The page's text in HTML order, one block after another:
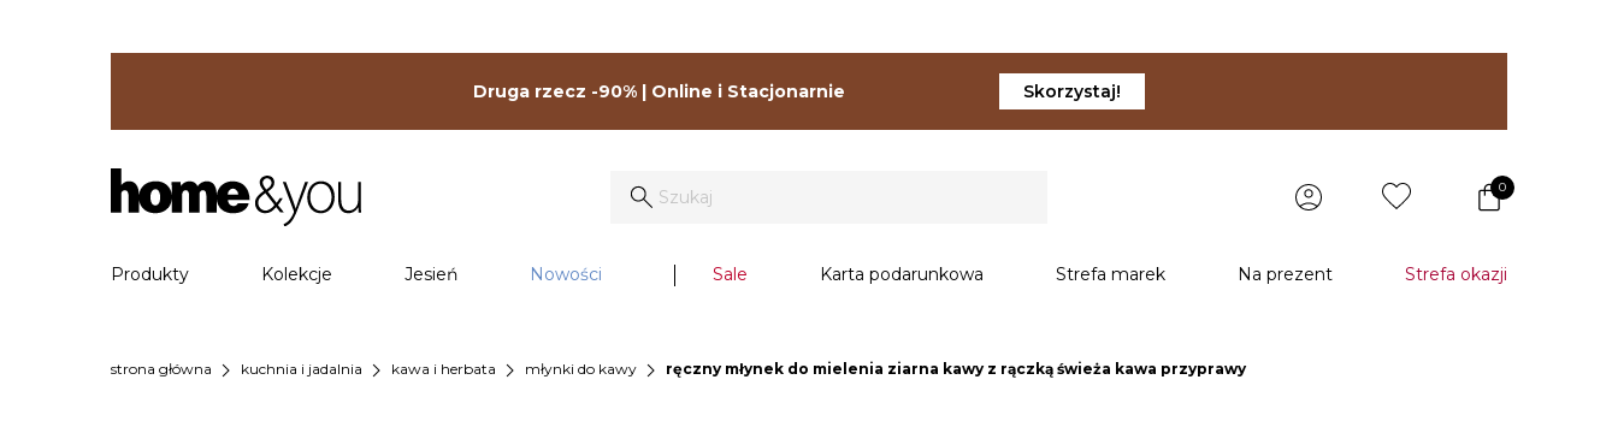
Druga rzecz -90% | Online i Stacjonarnie Skorzystaj!
0
Produkty Kolekcje Jesień Nowości Sale Karta podarunkowa Strefa marek Na prezent Strefa okazji
strona główna chevron_right kuchnia i jadalnia chevron_right kawa i herbata chevron_right młynki do kawy chevron_right ręczny młynek do mielenia ziarna kawy z rączką świeża kawa przyprawy